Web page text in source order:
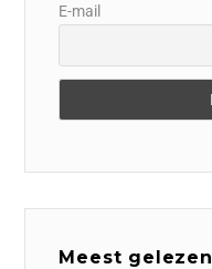
E-mail
Meest gelezen